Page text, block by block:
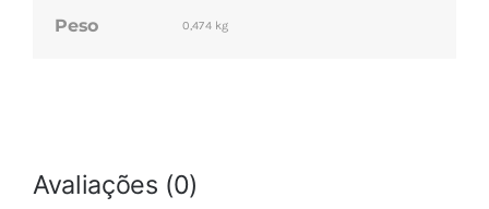
Peso 0,474 kg
Avaliações (0)